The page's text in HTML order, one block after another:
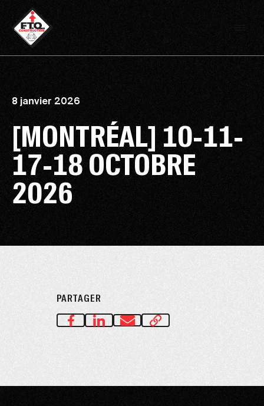
8 janvier 2026
[MONTRÉAL] 10-11-
17-18 OCTOBRE
2026
PARTAGER